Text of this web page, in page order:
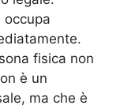
occupa
fisica non
è un
ma che è